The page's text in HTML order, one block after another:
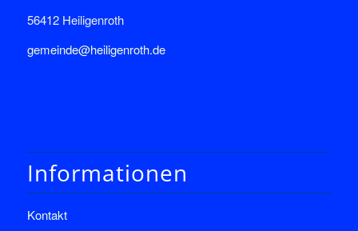
56412 Heiligenroth
gemeinde@heiligenroth.de
Informationen
Kontakt